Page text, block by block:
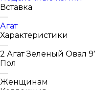
Вставка
—
Агат
Характеристики
—
2 Агат Зеленый Овал
Пол
—
Женщинам